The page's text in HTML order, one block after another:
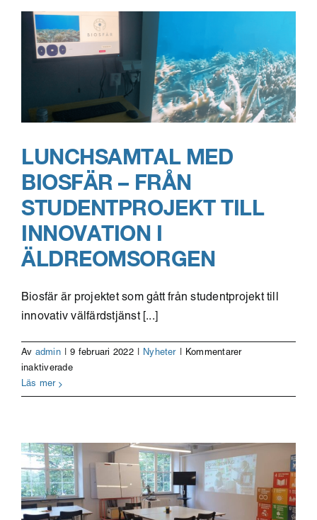
möt
deltagarna
LUNCHSAMTAL MED
BIOSFÄR – FRÅN
STUDENTPROJEKT TILL
INNOVATION I
ÄLDREOMSORGEN
Biosfär är projektet som gått från studentprojekt till
innovativ välfärdstjänst [...]
Av admin | 9 februari 2022 | Nyheter | Kommentarer
inaktiveradeför
med
från
studentprojekt
till
innovation
i
Läs mer